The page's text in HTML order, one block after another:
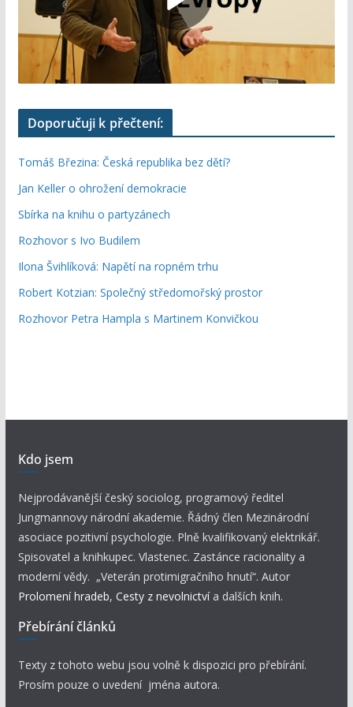
Doporučuji k přečtení:
Tomáš Březina: Česká republika bez dětí?
Jan Keller o ohrožení demokracie
Sbírka na knihu o partyzánech
Rozhovor s Ivo Budilem
Ilona Švihlíková: Napětí na ropném trhu
Robert Kotzian: Společný středomořský prostor
Rozhovor Petra Hampla s Martinem Konvičkou
Kdo jsem
Nejprodávanější český sociolog, programový ředitel
Jungmannovy národní akademie. Řádný člen Mezinárodní
asociace pozitivní psychologie. Plně kvalifikovaný elektrikář.
Spisovatel a knihkupec. Vlastenec. Zastánce racionality a
moderní vědy. „Veterán protimigračního hnutí“. Autor
Prolomení hradeb, Cesty z nevolnictví a dalších knih.
Přebírání článků
Texty z tohoto webu jsou volně k dispozici pro přebírání.
Prosím pouze o uvedení jména autora.